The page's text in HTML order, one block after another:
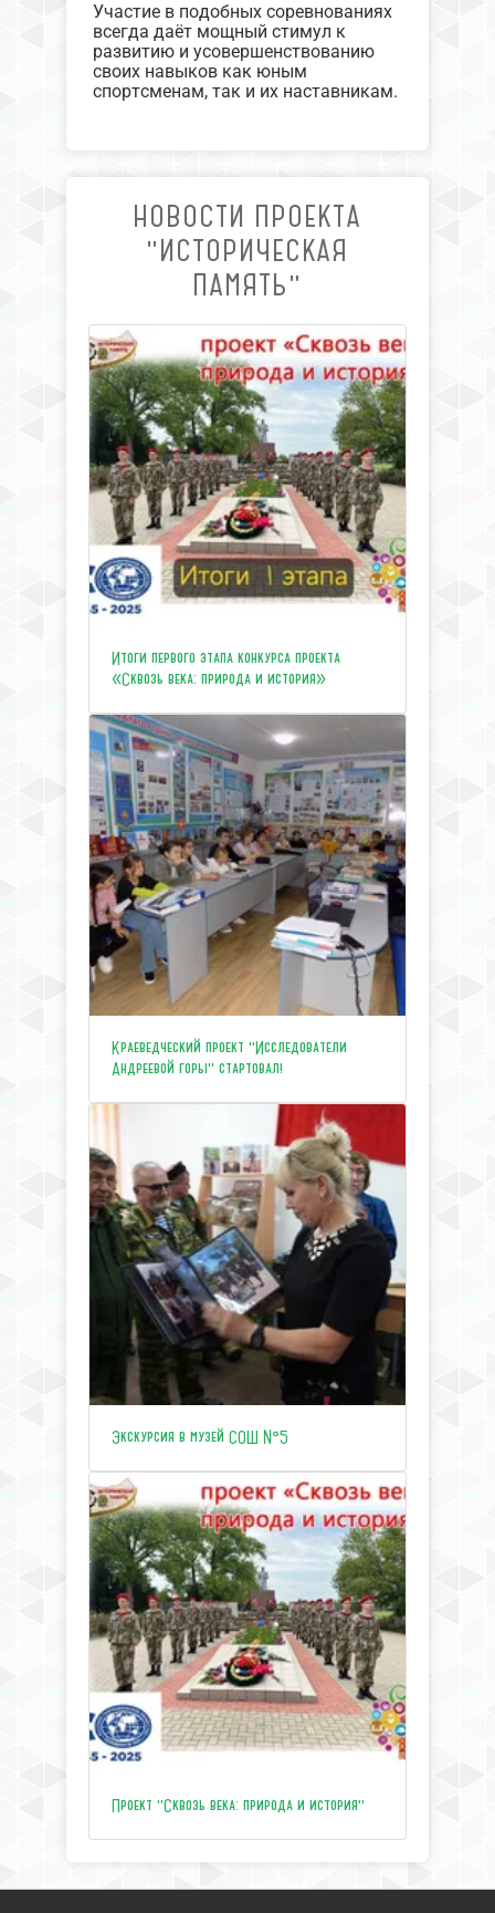
Участие в подобных соревнованиях
всегда даёт мощный стимул к
развитию и усовершенствованию
своих навыков как юным
спортсменам, так и их наставникам.
НОВОСТИ ПРОЕКТА
"ИСТОРИЧЕСКАЯ
ПАМЯТЬ"
Итоги первого этапа конкурса проекта
«Сквозь века: природа и история»
Краеведческий проект "Исследователи
Андреевой горы" стартовал!
Экскурсия в музей СОШ №5
Проект "Сквозь века: природа и история"